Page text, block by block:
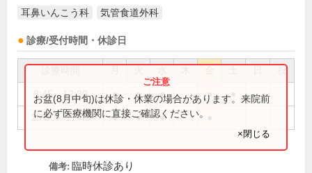
耳鼻いんこう科 気管食道外科
診療/受付時間・休診日
祝
8:45～12:30 ● ● ● ●
15:00～17:45 ● ● ●
お盆(8月中旬)は休診・休業の場合があります。来院前
に必ず医療機関に直接ご確認ください。
×閉じる
備考: 臨時休診あり